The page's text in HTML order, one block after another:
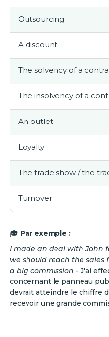
Outsourcing
A discount
The solvency of a
The insolvency of a
An outlet
Loyalty
The trade show / the
Turnover
🎓 Par exemple :
I made an deal with John
we should reach the sales
a big commission - J'ai
concernant le panneau
devrait atteindre le chiffre
recevoir une grande